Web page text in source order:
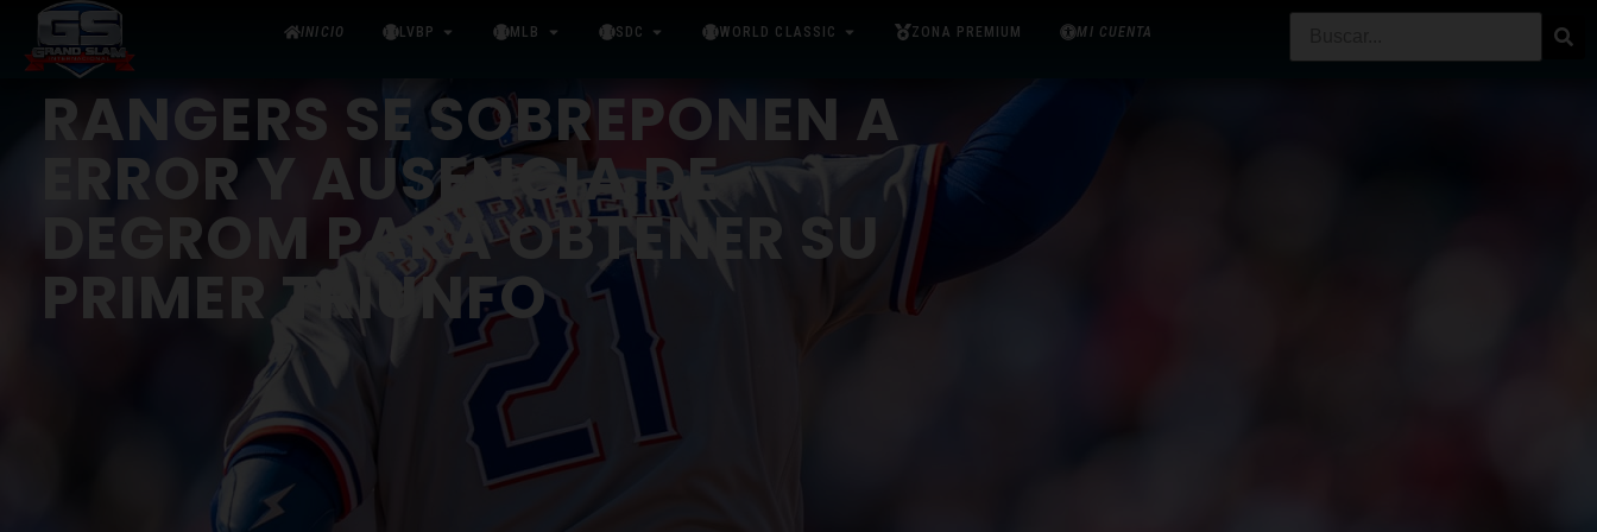
INICIO LVBP MLB SDC WORLD CLASSIC ZONA PREMIUM MI CUENTA
RANGERS SE SOBREPONEN A
ERROR Y AUSENCIA DE
DEGROM PARA OBTENER SU
PRIMER TRIUNFO